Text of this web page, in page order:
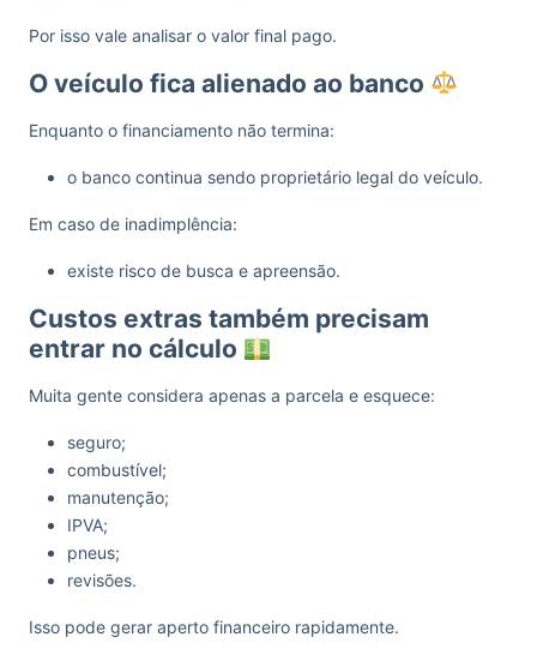
Por isso vale analisar o valor final pago.
O veículo fica alienado ao banco
Enquanto o financiamento não termina:
o banco continua sendo proprietário legal do veículo.
Em caso de inadimplência:
existe risco de busca e apreensão.
Custos extras também precisam
entrar no cálculo
Muita gente considera apenas a parcela e esquece:
seguro;
combustível;
manutenção;
IPVA;
pneus;
revisões.
Isso pode gerar aperto financeiro rapidamente.